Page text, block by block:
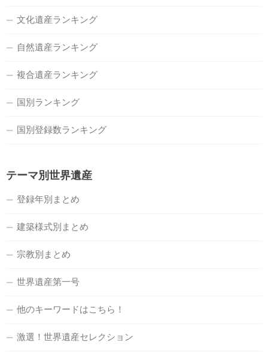
文化遺産ランキング
自然遺産ランキング
複合遺産ランキング
国別ランキング
国別登録数ランキング
テーマ別世界遺産
登録年別まとめ
建築様式別まとめ
宗教別まとめ
世界遺産第一号
他のキーワードはこちら！
激選！世界遺産セレクション